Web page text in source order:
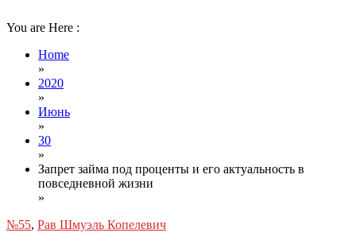
You are Here :
Home
»
2020
»
Июнь
»
30
»
Запрет займа под проценты и его актуальность в
повседневной жизни
»
№55, Рав Шмуэль Копелевич